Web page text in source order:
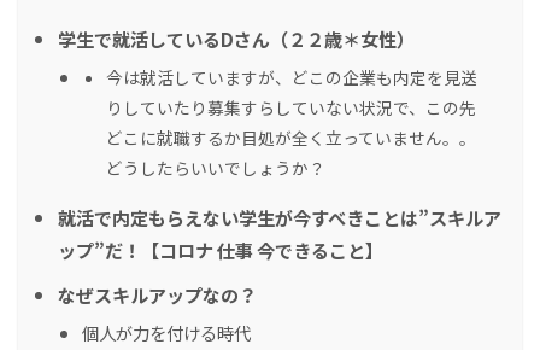
学生で就活しているDさん（２２歳＊女性）
今は就活していますが、どこの企業も内定を見送
りしていたり募集すらしていない状況で、この先
どこに就職するか目処が全く立っていません。。
どうしたらいいでしょうか？
就活で内定もらえない学生が今すべきことは”スキルア
ップ”だ！【コロナ 仕事 今できること】
なぜスキルアップなの？
個人が力を付ける時代